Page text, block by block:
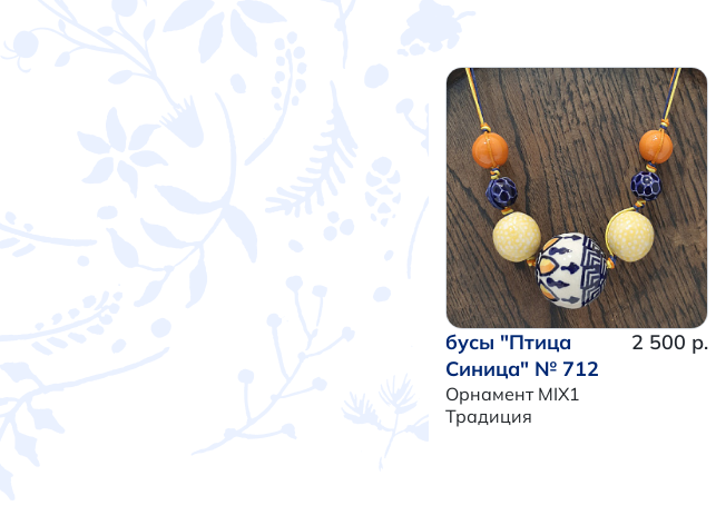
Итого:
Продолжить покупки
бусы "Птица
Синица" № 712
Орнамент MIX1
Традиция
2 500 р.